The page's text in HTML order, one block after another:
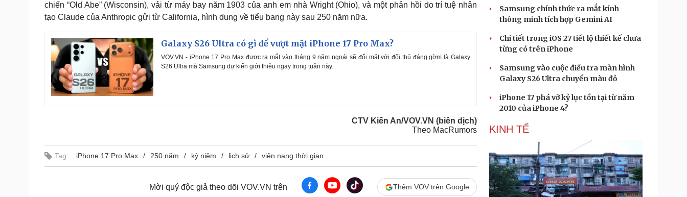
chiến “Old Abe” (Wisconsin), vải từ máy bay năm 1903 của anh em nhà Wright (Ohio), và một phản hồi do trí tuệ nhân
tạo Claude của Anthropic gửi từ California, hình dung về tiểu bang này sau 250 năm nữa.
Galaxy S26 Ultra có gì để vượt mặt iPhone 17 Pro Max?
VOV.VN - iPhone 17 Pro Max được ra mắt vào tháng 9 năm ngoái sẽ đối mặt với đối thủ đáng gờm là Galaxy
S26 Ultra mà Samsung dự kiến giới thiệu ngay trong tuần này.
CTV Kiến An/VOV.VN (biên dịch)
Theo MacRumors
Tag: iPhone 17 Pro Max 250 năm kỷ niệm lịch sử viên nang thời gian
Mời quý độc giả theo dõi VOV.VN trên Thêm VOV trên Google
Samsung chính thức ra mắt kính
thông minh tích hợp Gemini AI
Chi tiết trong iOS 27 tiết lộ thiết kế chưa
từng có trên iPhone
Samsung vào cuộc điều tra màn hình
Galaxy S26 Ultra chuyển màu đỏ
iPhone 17 phá vỡ kỷ lục tồn tại từ năm
2010 của iPhone 4?
KINH TẾ